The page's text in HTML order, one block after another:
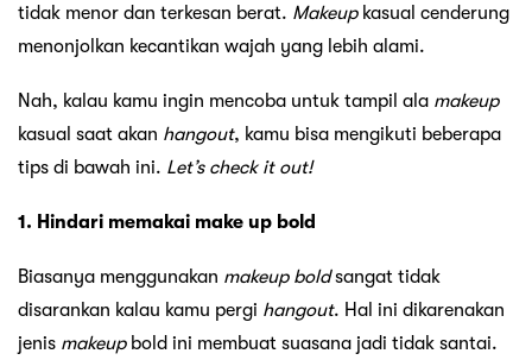
tidak menor dan terkesan berat. Makeupkasual cenderung
menonjolkan kecantikan wajah yang lebih alami.
Nah, kalau kamu ingin mencoba untuk tampil ala makeup
kasual saat akan hangout, kamu bisa mengikuti beberapa
tips di bawah ini. Let’s check it out!
1. Hindari memakai make up bold
Biasanya menggunakan makeup boldsangat tidak
disarankan kalau kamu pergi hangout. Hal ini dikarenakan
jenis makeupbold ini membuat suasana jadi tidak santai.